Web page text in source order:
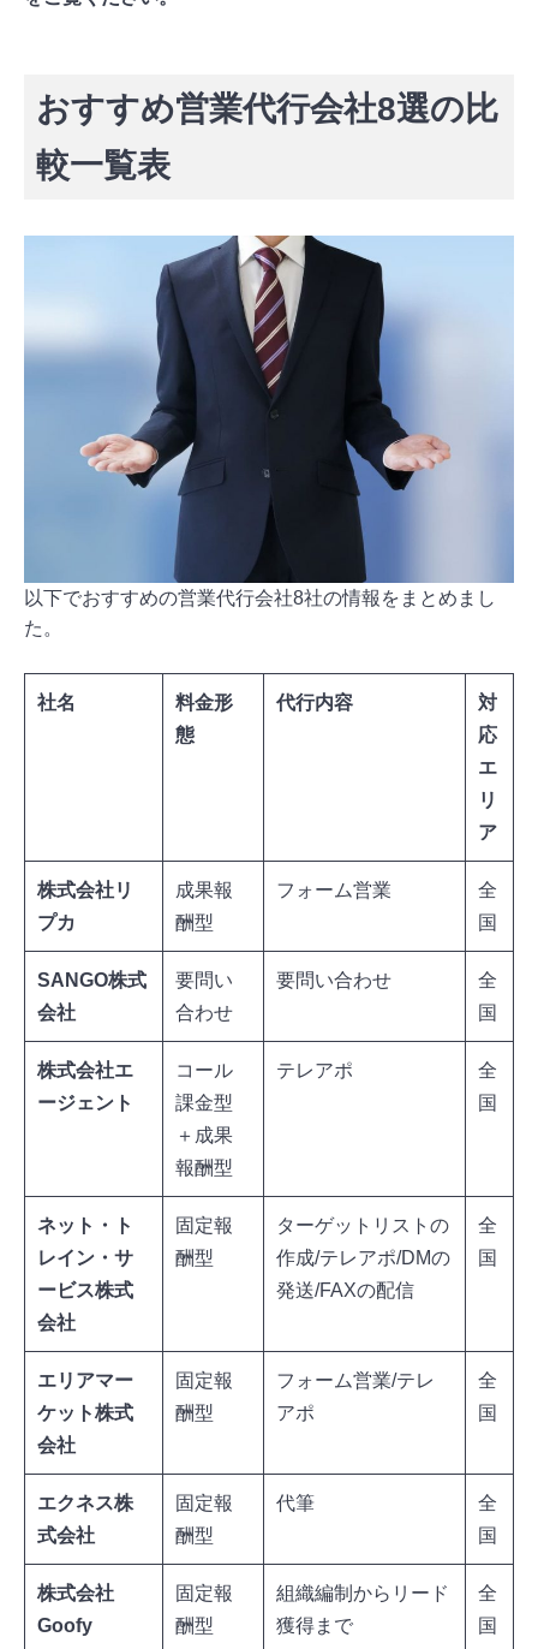
おすすめ営業代行会社8選の比
較一覧表
以下でおすすめの営業代行会社8社の情報をまとめまし
た。
社名
料金形
態
代行内容
対
応
エ
リ
ア
株式会社リ
プカ
成果報
酬型
フォーム営業
全
国
SANGO株式
会社
要問い
合わせ
要問い合わせ
全
国
株式会社エ
ージェント
コール
課金型
＋成果
報酬型
テレアポ
全
国
ネット・ト
レイン・サ
ービス株式
会社
固定報
酬型
ターゲットリストの
作成/テレアポ/DMの
発送/FAXの配信
全
国
エリアマー
ケット株式
会社
固定報
酬型
フォーム営業/テレ
アポ
全
国
エクネス株
式会社
固定報
酬型
代筆
全
国
株式会社
Goofy
固定報
酬型
組織編制からリード
獲得まで
全
国